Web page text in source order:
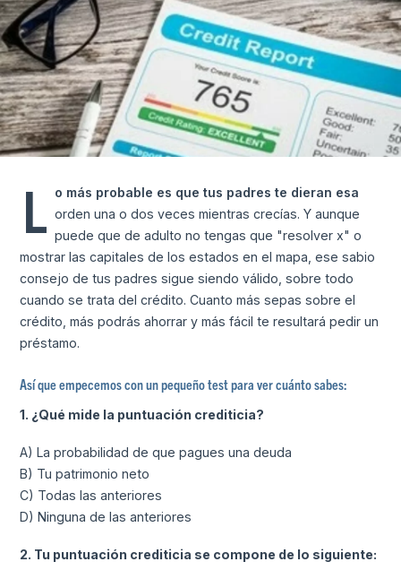
L o más probable es que tus padres te dieran esa
orden una o dos veces mientras crecías. Y aunque
puede que de adulto no tengas que "resolver x" o
mostrar las capitales de los estados en el mapa, ese sabio
consejo de tus padres sigue siendo válido, sobre todo
cuando se trata del crédito. Cuanto más sepas sobre el
crédito, más podrás ahorrar y más fácil te resultará pedir un
préstamo.
Así que empecemos con un pequeño test para ver cuánto sabes:
1. ¿Qué mide la puntuación crediticia?
A) La probabilidad de que pagues una deuda
B) Tu patrimonio neto
C) Todas las anteriores
D) Ninguna de las anteriores
2. Tu puntuación crediticia se compone de lo siguiente: